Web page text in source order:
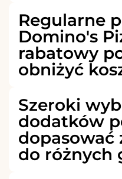
Regularne
Domino's
rabatowy
obniżyć
Szeroki
dodatków
dopasować
do różnych